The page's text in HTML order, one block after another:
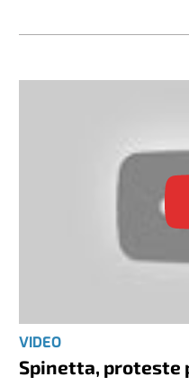
VIDEO
Spinetta, proteste